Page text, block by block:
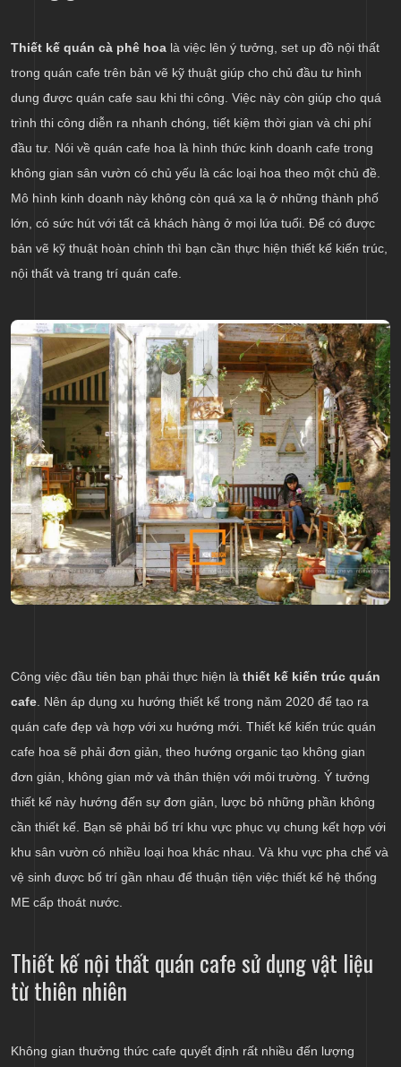
Thiết kế quán cà phê hoa là việc lên ý tưởng, set up đồ nội thất
trong quán cafe trên bản vẽ kỹ thuật giúp cho chủ đầu tư hình
dung được quán cafe sau khi thi công. Việc này còn giúp cho quá
trình thi công diễn ra nhanh chóng, tiết kiệm thời gian và chi phí
đầu tư. Nói về quán cafe hoa là hình thức kinh doanh cafe trong
không gian sân vườn có chủ yếu là các loại hoa theo một chủ đề.
Mô hình kinh doanh này không còn quá xa lạ ở những thành phố
lớn, có sức hút với tất cả khách hàng ở mọi lứa tuổi. Để có được
bản vẽ kỹ thuật hoàn chỉnh thì bạn cần thực hiện thiết kế kiến trúc,
nội thất và trang trí quán cafe.
Công việc đầu tiên bạn phải thực hiện là thiết kế kiến trúc quán
cafe . Nên áp dụng xu hướng thiết kế trong năm 2020 để tạo ra
quán cafe đẹp và hợp với xu hướng mới. Thiết kế kiến trúc quán
cafe hoa sẽ phải đơn giản, theo hướng organic tạo không gian
đơn giản, không gian mở và thân thiện với môi trường. Ý tưởng
thiết kế này hướng đến sự đơn giản, lược bỏ những phần không
cần thiết kế. Bạn sẽ phải bố trí khu vực phục vụ chung kết hợp với
khu sân vườn có nhiều loại hoa khác nhau. Và khu vực pha chế và
vệ sinh được bố trí gần nhau để thuận tiện việc thiết kế hệ thống
ME cấp thoát nước.
Thiết kế nội thất quán cafe sử dụng vật liệu
từ thiên nhiên
Không gian thưởng thức cafe quyết định rất nhiều đến lượng